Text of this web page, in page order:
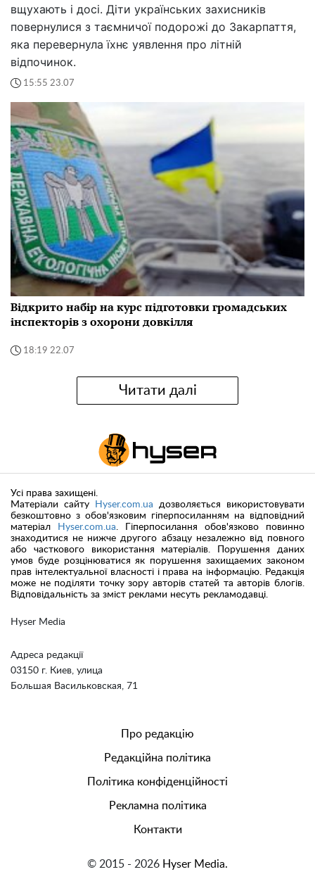
вщухають і досі. Діти українських захисників
повернулися з таємничої подорожі до Закарпаття,
яка перевернула їхнє уявлення про літній
відпочинок.
15:55 23.07
Відкрито набір на курс підготовки громадських
інспекторів з охорони довкілля
18:19 22.07
Читати далі
Hyser Media
Адреса редакції
03150 г. Киев, улица
Большая Васильковская, 71
Усі права захищені.
Матеріали сайту
Hyser.com.ua дозволяється використовувати
безкоштовно з обов'язковим гіперпосиланням на відповідний
матеріал
Hyser.com.ua. Гіперпосилання обов'язково повинно
знаходитися не нижче другого абзацу незалежно від повного
або часткового використання матеріалів. Порушення даних
умов буде розцінюватися як порушення захищаемих законом
прав інтелектуальної власності і права на інформацію. Редакція
може не поділяти точку зору авторів статей та авторів блогів.
Відповідальність за зміст реклами несуть рекламодавці.
Про редакцію
Редакційна політика
Політика конфіденційності
Рекламна політика
Контакти
© 2015 - 2026 Hyser Media.